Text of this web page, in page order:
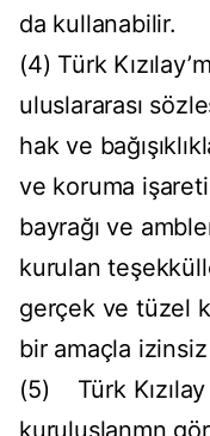
da kullanabilir.
(4) Türk
uluslararası
hak ve
ve koruma
bayrağı ve
kurulan
gerçek ve tüzel
bir amaçla
(5) Türk